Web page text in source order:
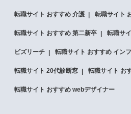
転職サイト おすすめ 介護 転職サイト
転職サイト おすすめ 第二新卒 転職サ
ビズリーチ 転職サイト おすすめ イン
転職サイト 20代診断窓 転職サイト お
転職サイト おすすめ webデザイナー